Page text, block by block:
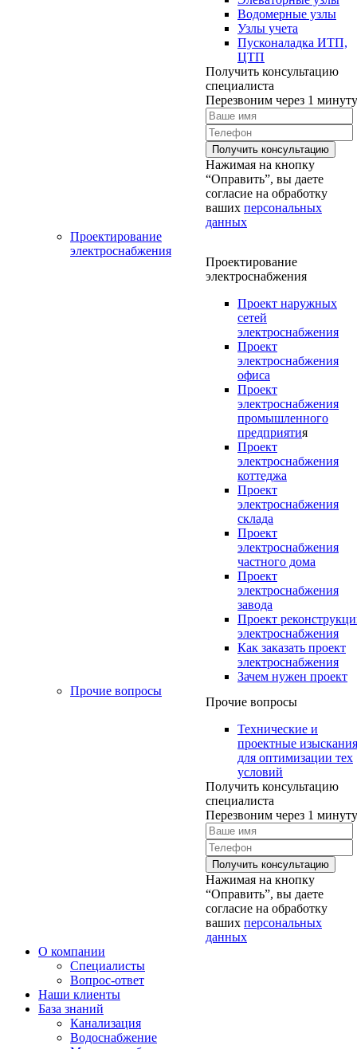
Водомерные узлы
Узлы учета
Пусконаладка ИТП,
ЦТП
Получить консультацию
специалиста
Перезвоним через 1 минуту
Нажимая на кнопку
“Оправить”, вы даете
согласие на обработку
ваших персональных
данных
Проектирование
электроснабжения
Проектирование
электроснабжения
Проект наружных
сетей
электроснабжения
Проект
электроснабжения
офиса
Проект
электроснабжения
промышленного
предприятия
Проект
электроснабжения
коттеджа
Проект
электроснабжения
склада
Проект
электроснабжения
частного дома
Проект
электроснабжения
завода
Проект
электроснабжения
Как заказать проект
электроснабжения
Зачем нужен проект
Прочие вопросы
Прочие вопросы
Технические и
проектные изыскания
для оптимизации тех
условий
Получить консультацию
специалиста
Перезвоним через 1 минуту
Нажимая на кнопку
“Оправить”, вы даете
согласие на обработку
ваших персональных
данных
О компании
Специалисты
Вопрос-ответ
Наши клиенты
База знаний
Канализация
Водоснабжение